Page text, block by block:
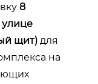
8
щит) для
на